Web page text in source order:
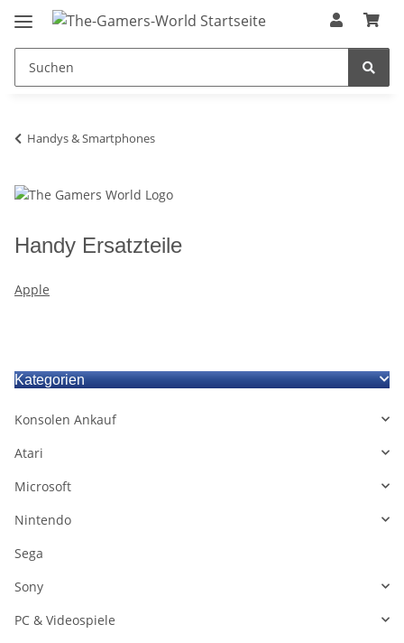
Handys & Smartphones
Handy Ersatzteile
Apple
Kategorien
Konsolen Ankauf
Atari
Microsoft
Nintendo
Sega
Sony
PC & Videospiele